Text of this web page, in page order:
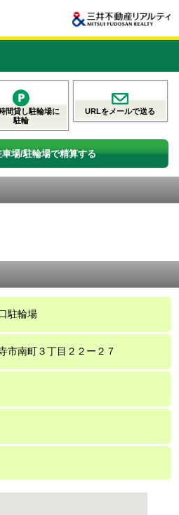
間貸し駐輪場に
駐輪
URLをメールで送る
場/駐輪場で精算する
駐輪場
市南町３丁目２２ー２７